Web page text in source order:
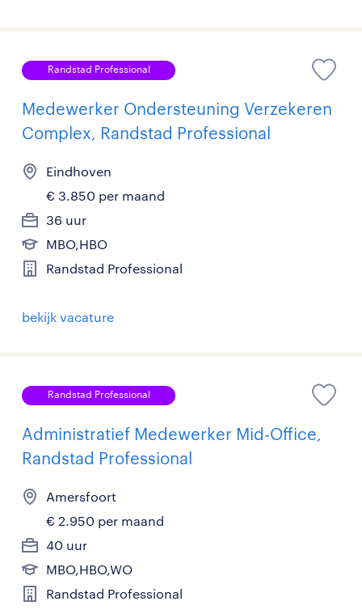
Randstad Professional
Medewerker Ondersteuning Verzekeren
Complex, Randstad Professional
Eindhoven
€ 3.850 per maand
36 uur
MBO,HBO
Randstad Professional
bekijk vacature
Randstad Professional
Administratief Medewerker Mid-Office,
Randstad Professional
Amersfoort
€ 2.950 per maand
40 uur
MBO,HBO,WO
Randstad Professional